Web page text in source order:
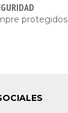
protegidos